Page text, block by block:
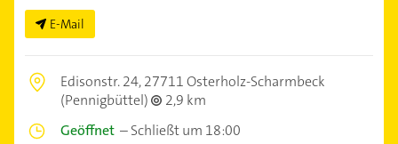
E-Mail
Edisonstr. 24,27711 Osterholz-Scharmbeck
(Pennigbüttel)
2,9 km
Geöffnet –Schließt um 18:00